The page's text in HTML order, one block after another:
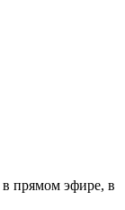
в прямом эфире, в